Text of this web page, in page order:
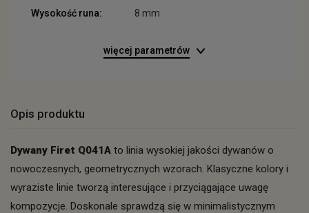
Wysokość runa:
8 mm
więcej parametrów
Opis produktu
Dywany Firet Q041A to linia wysokiej jakości dywanów o
nowoczesnych, geometrycznych wzorach. Klasyczne kolory i
wyraziste linie tworzą interesujące i przyciągające uwagę
kompozycje. Doskonale sprawdzą się w minimalistycznym